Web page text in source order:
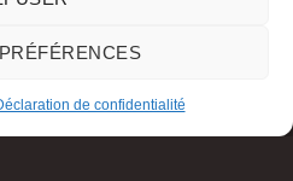
de confidentialité